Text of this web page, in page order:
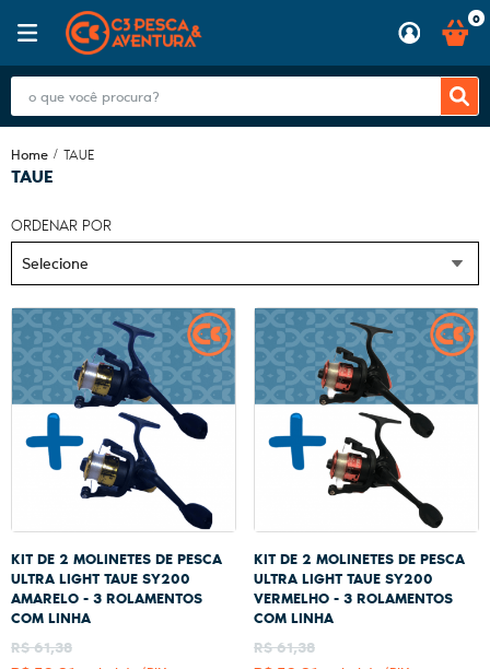
0
Home TAUE
TAUE
ORDENAR POR
Selecione
KIT DE 2 MOLINETES DE PESCA
ULTRA LIGHT TAUE SY200
AMARELO - 3 ROLAMENTOS
COM LINHA
R$ 61,38
KIT DE 2 MOLINETES DE PESCA
ULTRA LIGHT TAUE SY200
VERMELHO - 3 ROLAMENTOS
COM LINHA
R$ 61,38